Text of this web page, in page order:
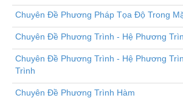
Chuyên Đề Phương Pháp Tọa Độ Trong
Chuyên Đề Phương Trình - Hệ Phương
Chuyên Đề Phương Trình - Hệ Phương
Trình
Chuyên Đề Phương Trình Hàm